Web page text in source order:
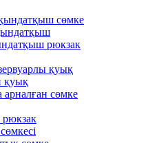
сөмке
рюкзак
қуық
қуық
арналған сөмке
рюкзак